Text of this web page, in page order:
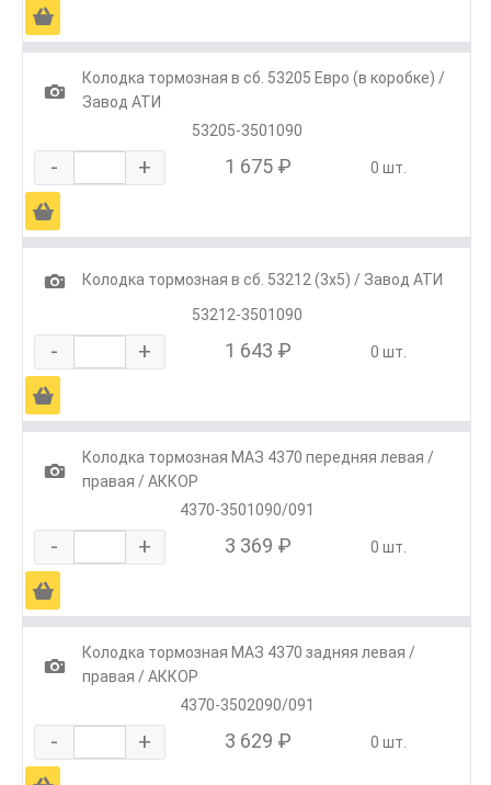
Ä
1
Колодка тормозная в сб. 53205 Евро (в коробке) /
Завод АТИ
53205-3501090
- + 1 675 ₽ 0 шт.
Ä
1
Колодка тормозная в сб. 53212 (3х5) / Завод АТИ
53212-3501090
- + 1 643 ₽ 0 шт.
Ä
1
Колодка тормозная МАЗ 4370 передняя левая /
правая / АККОР
4370-3501090/091
- + 3 369 ₽ 0 шт.
Ä
1
Колодка тормозная МАЗ 4370 задняя левая /
правая / АККОР
4370-3502090/091
- + 3 629 ₽ 0 шт.